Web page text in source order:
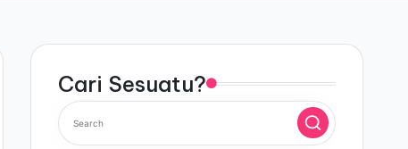
Cari Sesuatu?